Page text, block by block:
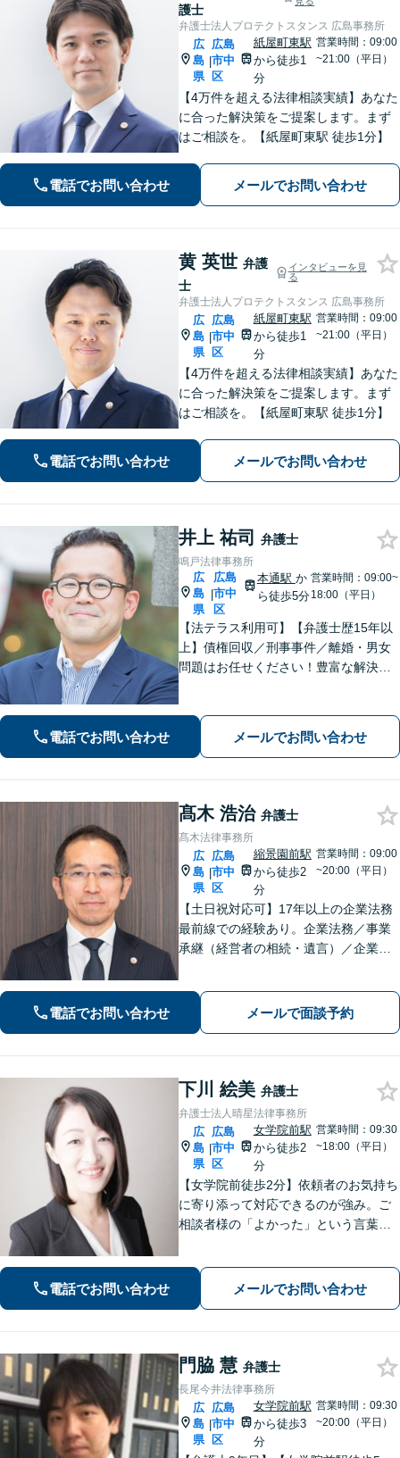
護士
弁護士法人プロテクトスタンス 広島事務所
広
島
県
|
広島
市中
区
紙屋町東駅
から徒歩1
分
営業時間：09:00
~21:00（平日）
【4万件を超える法律相談実績】あなた
に合った解決策をご提案します。まず
はご相談を。【紙屋町東駅 徒歩1分】
電話でお問い合わせ メールでお問い合わせ
黄 英世 弁護
士
インタビューを見
る
弁護士法人プロテクトスタンス 広島事務所
広
島
県
|
広島
市中
区
紙屋町東駅
から徒歩1
分
営業時間：09:00
~21:00（平日）
【4万件を超える法律相談実績】あなた
に合った解決策をご提案します。まず
はご相談を。【紙屋町東駅 徒歩1分】
電話でお問い合わせ メールでお問い合わせ
井上 祐司 弁護士
鳴戸法律事務所
広
島
県
|
広島
市中
区
本通駅 か
ら徒歩5分
営業時間：09:00~
18:00（平日）
【法テラス利用可】【弁護士歴15年以
上】債権回収／刑事事件／離婚・男女
問題はお任せください！豊富な解決実
談】【完全個室相談】【休日・夜間対
応可】【本通駅5分】
電話でお問い合わせ メールでお問い合わせ
髙木 浩治 弁護士
髙木法律事務所
広
島
県
|
広島
市中
区
縮景園前駅
から徒歩2
分
営業時間：09:00
~20:00（平日）
【土日祝対応可】17年以上の企業法務
最前線での経験あり。企業法務／事業
承継（経営者の相続・遺言）／企業の
験を活かした的確な対応で、企業の発
展と経営をサポート。顧問契約もお任
電話でお問い合わせ メールで面談予約
下川 絵美 弁護士
弁護士法人晴星法律事務所
広
島
県
|
広島
市中
区
女学院前駅
から徒歩2
分
営業時間：09:30
~18:00（平日）
【女学院前徒歩2分】依頼者のお気持ち
に寄り添って対応できるのが強み。ご
相談者様の「よかった」という言葉の
償金を増額、ご相談ください。【会社
での勤務経験あり】
電話でお問い合わせ メールでお問い合わせ
門脇 慧 弁護士
長尾今井法律事務所
広
島
県
|
広島
市中
区
女学院前駅
から徒歩3
分
営業時間：09:30
~20:00（平日）